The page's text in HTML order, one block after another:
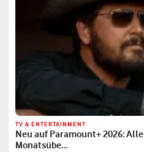
TV & ENTERTAINMENT
Neu auf Paramount+ 2026:
Monatsübe…